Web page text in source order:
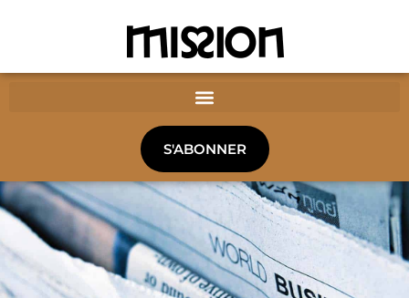
S'ABONNER